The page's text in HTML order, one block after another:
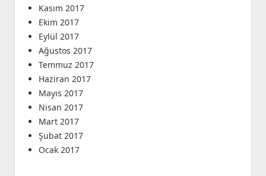
Kasım 2017
Ekim 2017
Eylül 2017
Ağustos 2017
Temmuz 2017
Haziran 2017
Mayıs 2017
Nisan 2017
Mart 2017
Şubat 2017
Ocak 2017